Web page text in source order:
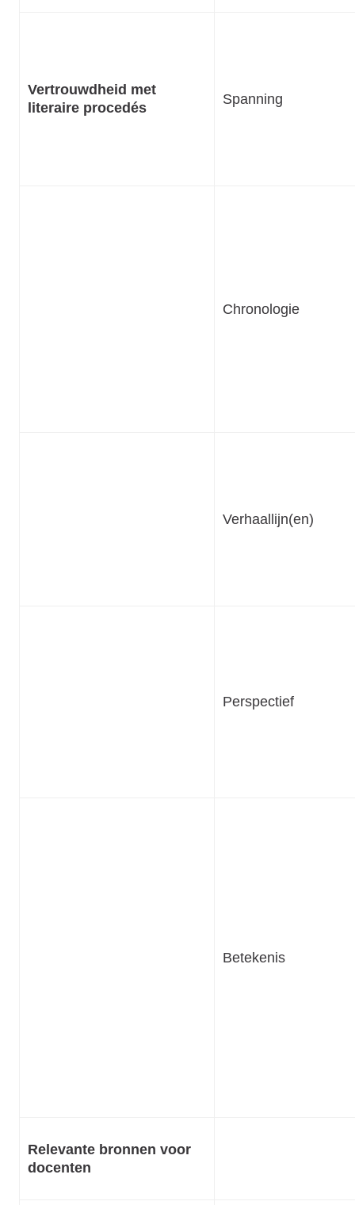
Vertrouwdheid met
literaire procedés
Spanning
Chronologie
Verhaallijn(en)
Perspectief
Betekenis
Relevante bronnen voor
docenten